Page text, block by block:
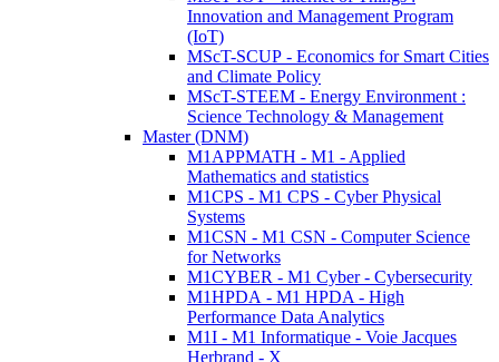
Innovation and Management Program
(IoT)
MScT-SCUP - Economics for Smart Cities
and Climate Policy
MScT-STEEM - Energy Environment :
Science Technology & Management
Master (DNM)
M1APPMATH - M1 - Applied
Mathematics and statistics
M1CPS - M1 CPS - Cyber Physical
Systems
M1CSN - M1 CSN - Computer Science
for Networks
M1CYBER - M1 Cyber - Cybersecurity
M1HPDA - M1 HPDA - High
Performance Data Analytics
M1I - M1 Informatique - Voie Jacques
Herbrand - X